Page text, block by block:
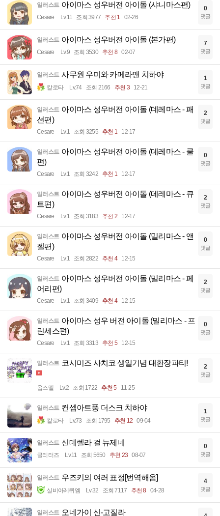
일러스트 아이마스 성우버전 아이돌 (샤니마스편)
Cesare Lv.11 조회 3977 추천 1 02-26
0
댓글
일러스트 아이마스 성우버전 아이돌 (본가편)
Cesare Lv.9 조회 3530 추천 8 02-07
7
댓글
일러스트 사무원 우미와 카메라맨 치하야
칼로타 Lv.74 조회 2166 추천 3 12-21
1
댓글
일러스트 아이마스 성우버전 아이돌 (데레마스 - 패
션편)
Cesare Lv.1 조회 3255 추천 1 12-17
2
댓글
일러스트 아이마스 성우버전 아이돌 (데레마스 - 쿨
편)
Cesare Lv.1 조회 3242 추천 1 12-17
0
댓글
일러스트 아이마스 성우버전 아이돌 (데레마스 - 큐
트편)
Cesare Lv.1 조회 3183 추천 2 12-17
2
댓글
일러스트 아이마스 성우버전 아이돌 (밀리마스 - 앤
젤편)
Cesare Lv.1 조회 2822 추천 4 12-15
0
댓글
일러스트 아이마스 성우버전 아이돌 (밀리마스 - 페
어리편)
Cesare Lv.1 조회 3409 추천 4 12-15
2
댓글
일러스트 아이마스 성우 버전 아이돌 (밀리마스 - 프
린세스편)
Cesare Lv.1 조회 3313 추천 5 12-15
0
댓글
일러스트 코시미즈 사치코 생일기념 대환장파티!
옵스멜 Lv.2 조회 1722 추천 5 11-25
2
댓글
일러스트 컨셉아트풍 더스크 치하야
칼로타 Lv.73 조회 1795 추천 12 09-04
1
댓글
일러스트 신데렐라 걸 뉴제네
글리터즈 Lv.11 조회 5650 추천 23 08-07
0
댓글
일러스트 우즈키의 여러 표정[번역해옴]
실비아레퀴엠 Lv.32 조회 7117 추천 8 04-28
4
댓글
일러스트 오네가이 신-고질라